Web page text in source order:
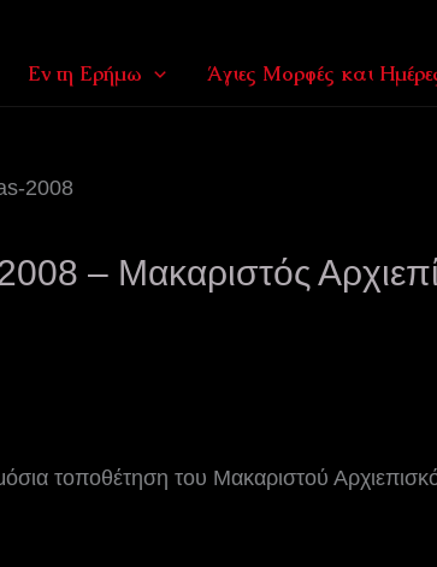
Εν τη Ερήμω Άγιες Μορφές και
– Μακαριστός
τοποθέτηση του Μακαριστού